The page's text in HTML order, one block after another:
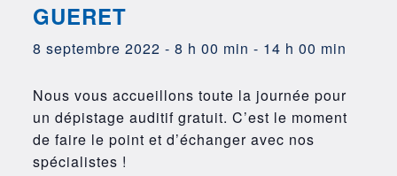
GUERET
8 septembre 2022 - 8 h 00 min - 14 h 00 min
Nous vous accueillons toute la journée pour
un dépistage auditif gratuit. C’est le moment
de faire le point et d’échanger avec nos
spécialistes !